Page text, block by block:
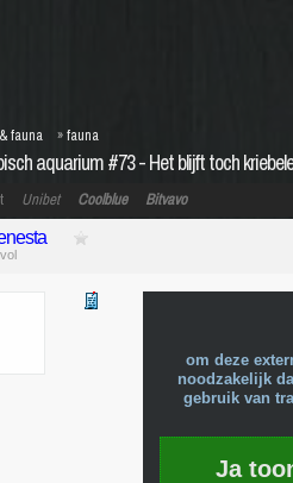
aquarium #73 - Het blijft toch
fauna »fauna
Unibet Coolblue Bitvavo
om deze
noodzakelijk
gebruik van
Ja